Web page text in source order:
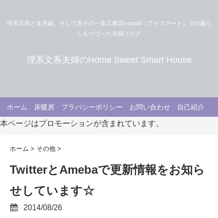
理系旦那と文系嫁、そして息子の一条工務店i-smart（アイスマート）での暮ら
しをつづった夫婦ブログ
理系文系夫婦のHome Sweet Smart House
ホーム 床暖房 プラバシーポリシー お問い合わせ 自己紹介
本ページはプロモーションが含まれています。
ホーム > その他 >
TwitterとAmebaで更新情報をお知ら
せしています☆
2014/08/26